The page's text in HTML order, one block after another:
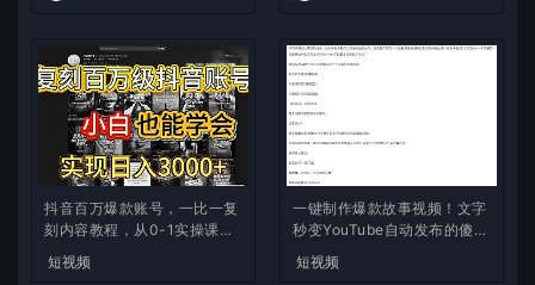
抖音百万爆款账号，一比一复
刻内容教程，从0-1实操课，
入10w+
短视频
一键制作爆款故事视频！文字
秒变YouTube自动发布的傻瓜
短视频